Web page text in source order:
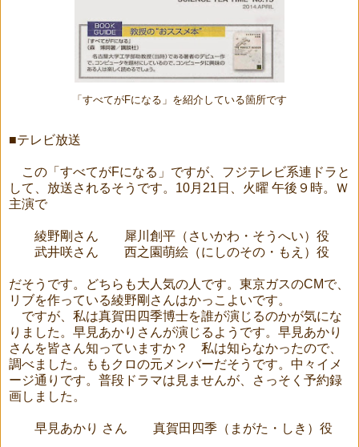
「すべてがFになる」を紹介している箇所です
■テレビ放送
この「すべてがFになる」ですが、フジテレビ系連ドラと
して、放送されるそうです。10月21日、火曜 午後９時。Ｗ
主演で
綾野剛さん 犀川創平（さいかわ・そうへい）役
武井咲さん 西之園萌絵（にしのその・もえ）役
だそうです。どちらも大人気の人です。東京ガスのCMで、
リブを作っている綾野剛さんはかっこよいです。
ですが、私は真賀田四季博士を誰が演じるのかが気にな
りました。早見あかりさんが演じるようです。早見あかり
さんを皆さん知っていますか？ 私は知らなかったので、
調べました。ももクロの元メンバーだそうです。中々イメ
ージ通りです。普段ドラマは見ませんが、さっそく予約録
画しました。
早見あかり さん 真賀田四季（まがた・しき）役